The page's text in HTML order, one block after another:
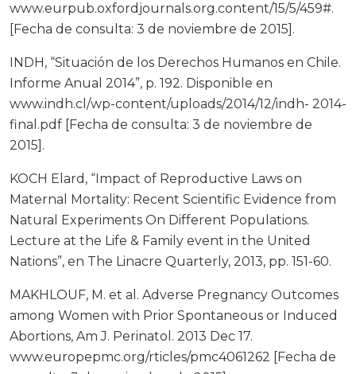
www.eurpub.oxfordjournals.org.content/15/5/459#.
[Fecha de consulta: 3 de noviembre de 2015].
INDH, “Situación de los Derechos Humanos en Chile.
Informe Anual 2014”, p. 192. Disponible en
www.indh.cl/wp-content/uploads/2014/12/indh- 2014-
final.pdf [Fecha de consulta: 3 de noviembre de
2015].
KOCH Elard, “Impact of Reproductive Laws on
Maternal Mortality: Recent Scientific Evidence from
Natural Experiments On Different Populations.
Lecture at the Life & Family event in the United
Nations”, en The Linacre Quarterly, 2013, pp. 151-60.
MAKHLOUF, M. et al. Adverse Pregnancy Outcomes
among Women with Prior Spontaneous or Induced
Abortions, Am J. Perinatol. 2013 Dec 17.
www.europepmc.org/rticles/pmc4061262 [Fecha de